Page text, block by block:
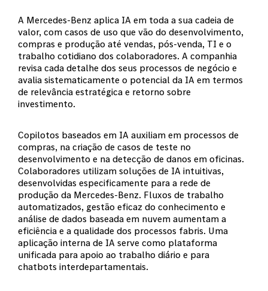
A Mercedes-Benz aplica IA em toda a sua cadeia de
valor, com casos de uso que vão do desenvolvimento,
compras e produção até vendas, pós-venda, TI e o
trabalho cotidiano dos colaboradores. A companhia
revisa cada detalhe dos seus processos de negócio e
avalia sistematicamente o potencial da IA em termos
de relevância estratégica e retorno sobre
investimento.
Copilotos baseados em IA auxiliam em processos de
compras, na criação de casos de teste no
desenvolvimento e na detecção de danos em oficinas.
Colaboradores utilizam soluções de IA intuitivas,
desenvolvidas especificamente para a rede de
produção da Mercedes-Benz. Fluxos de trabalho
automatizados, gestão eficaz do conhecimento e
análise de dados baseada em nuvem aumentam a
eficiência e a qualidade dos processos fabris. Uma
aplicação interna de IA serve como plataforma
unificada para apoio ao trabalho diário e para
chatbots interdepartamentais.